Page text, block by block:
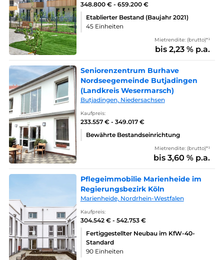
348.800 € - 659.200 €
Etablierter Bestand (Baujahr 2021)
45 Einheiten
Mietrendite: (brutto)*¹
bis 2,23 % p.a.
Seniorenzentrum Burhave
Nordseegemeinde Butjadingen
(Landkreis Wesermarsch)
Butjadingen, Niedersachsen
Kaufpreis:
233.557 € - 349.017 €
Bewährte Bestandseinrichtung
Mietrendite: (brutto)*¹
bis 3,60 % p.a.
Pflegeimmobilie Marienheide im
Regierungsbezirk Köln
Marienheide, Nordrhein-Westfalen
Kaufpreis:
304.542 € - 542.753 €
Fertiggestellter Neubau im KfW-40-
Standard
90 Einheiten